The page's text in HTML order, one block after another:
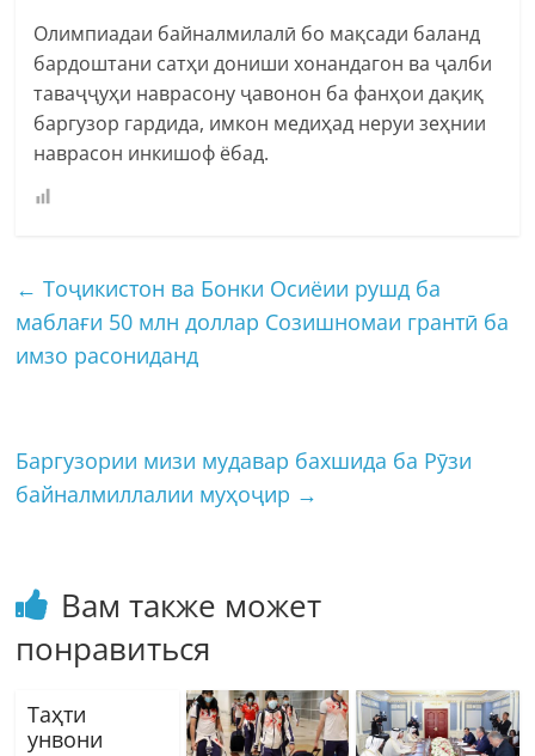
Олимпиадаи байналмилалӣ бо мақсади баланд
бардоштани сатҳи дониши хонандагон ва ҷалби
таваҷҷуҳи наврасону ҷавонон ба фанҳои дақиқ
баргузор гардида, имкон медиҳад неруи зеҳнии
наврасон инкишоф ёбад.
← Тоҷикистон ва Бонки Осиёии рушд ба
маблағи 50 млн доллар Созишномаи грантӣ ба
имзо расониданд
Баргузории мизи мудавар бахшида ба Рӯзи
байналмиллалии муҳоҷир →
Вам также может
понравиться
Таҳти
унвони